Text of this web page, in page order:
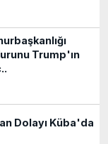
Trump'ın
Dolayı Küba'da